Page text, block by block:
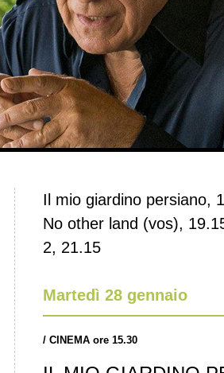
Il mio giardino persiano,
No other land (vos),
2, 21.15
Martedì 28 gennaio
/ CINEMA ore 15.30